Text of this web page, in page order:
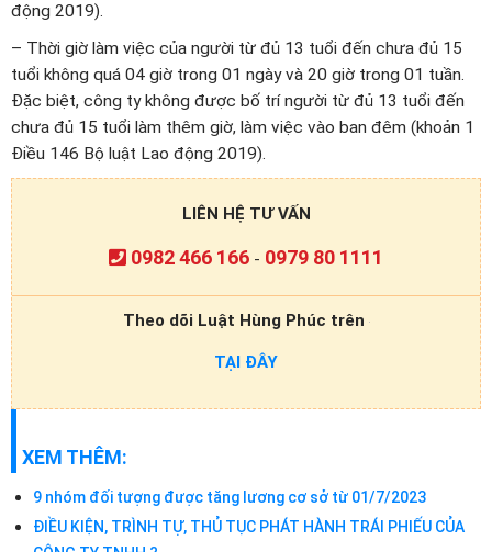
động 2019).
– Thời giờ làm việc của người từ đủ 13 tuổi đến chưa đủ 15
tuổi không quá 04 giờ trong 01 ngày và 20 giờ trong 01 tuần.
Đặc biệt, công ty không được bố trí người từ đủ 13 tuổi đến
chưa đủ 15 tuổi làm thêm giờ, làm việc vào ban đêm (khoản 1
Điều 146 Bộ luật Lao động 2019).
LIÊN HỆ TƯ VẤN
0982 466 166 - 0979 80 1111
Theo dõi Luật Hùng Phúc trên
TẠI ĐÂY
XEM THÊM:
9 nhóm đối tượng được tăng lương cơ sở từ 01/7/2023
ĐIỀU KIỆN, TRÌNH TỰ, THỦ TỤC PHÁT HÀNH TRÁI PHIẾU CỦA